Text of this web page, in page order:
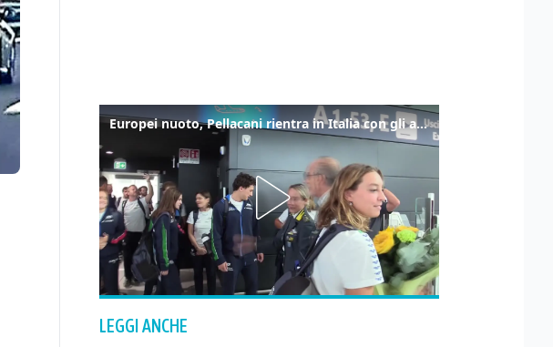
Europei nuoto, Pellacani rientra in Italia con gli azzurri dei tuffi
LEGGI ANCHE